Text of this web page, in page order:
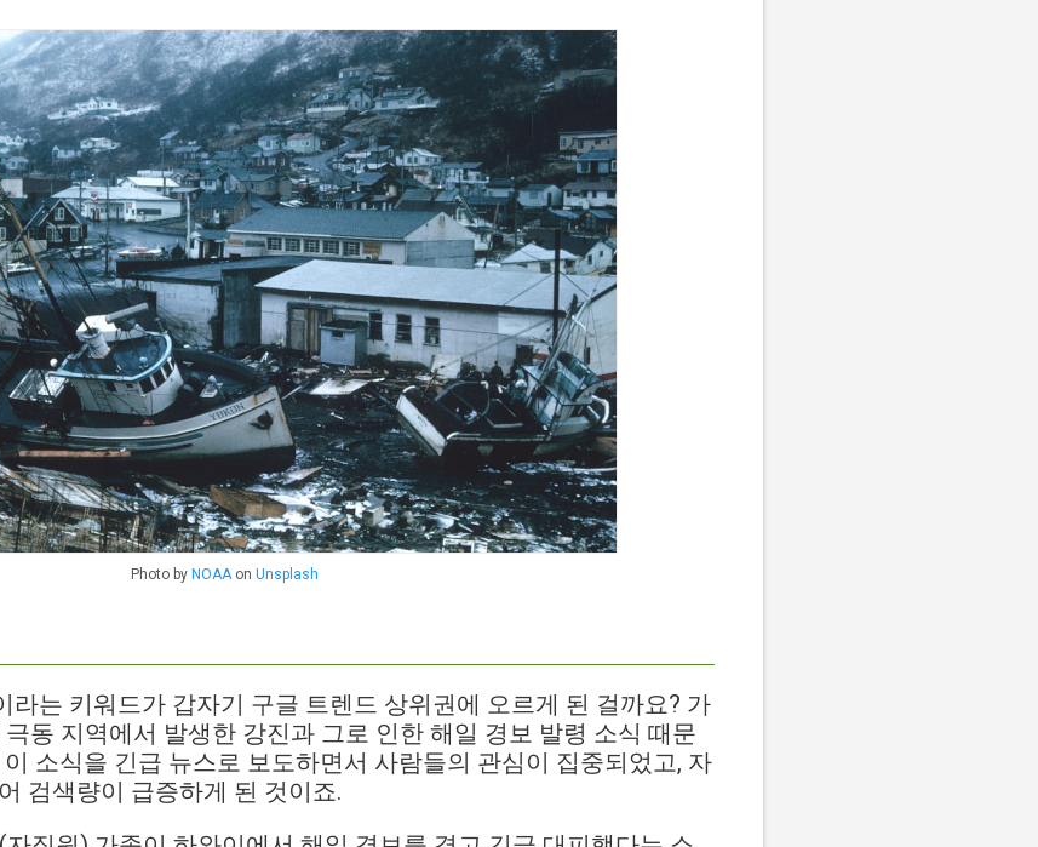
Photo by NOAAon Unsplash
라는 키워드가 갑자기 구글 트렌드 상위권에 오르게 된 걸까요? 가
동 지역에서 발생한 강진과 그로 인한 해일 경보 발령 소식 때문
소식을 긴급 뉴스로 보도하면서 사람들의 관심이 집중되었고, 자
검색량이 급증하게 된 것이죠.